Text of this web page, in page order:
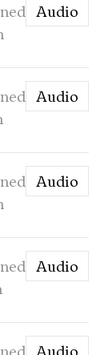
Audio
Audio
Audio
Audio